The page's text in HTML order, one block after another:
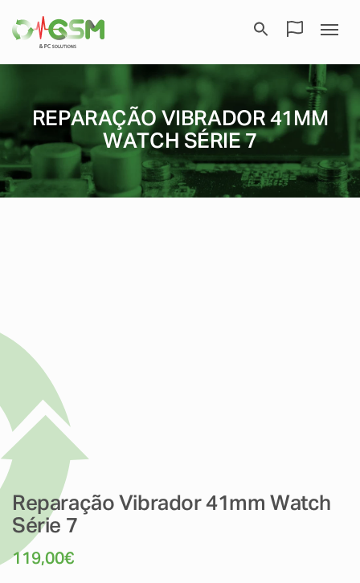
REPARAÇÃO VIBRADOR 41MM
WATCH SÉRIE 7
Reparação Vibrador 41mm Watch
Série 7
119,00€